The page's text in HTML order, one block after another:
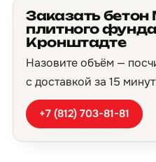
Заказать
плитного
Кронштадте
Назовите объём —
с доставкой за 15
+7 (812) 703-81-81